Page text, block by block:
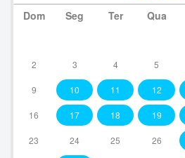
Dom Seg Ter Qua
2 3 4 5
9 10 11 12
16 17 18 19
23 24 25 26